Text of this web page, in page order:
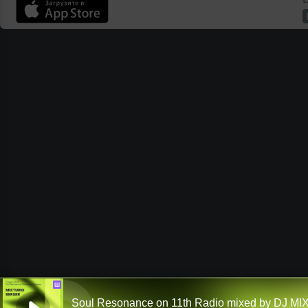
Ш
Soul Resonance on 11th Radio mixed by DJ